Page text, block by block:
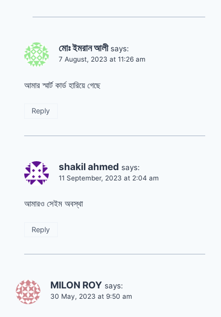
মোঃ ইমরান আলী says:
7 August, 2023 at 11:26 am
আমার স্মার্ট কার্ড হারিয়ে গেছে
Reply
shakil ahmed says:
11 September, 2023 at 2:04 am
আমারও সেইম অবস্থা
Reply
MILON ROY says:
30 May, 2023 at 9:50 am